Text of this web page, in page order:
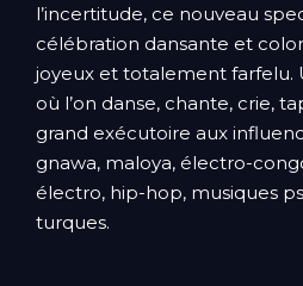
l’incertitude, ce nouveau
célébration dansante et
joyeux et totalement farfelu.
où l’on danse, chante, crie,
grand exécutoire aux
gnawa, maloya, électro-
électro, hip-hop, musiques
turques.